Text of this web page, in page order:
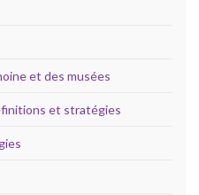
et des musées
et stratégies